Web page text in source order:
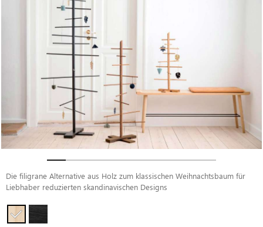
Die filigrane Alternative aus Holz zum klassischen Weihnachtsbaum für
Liebhaber reduzierten skandinavischen Designs